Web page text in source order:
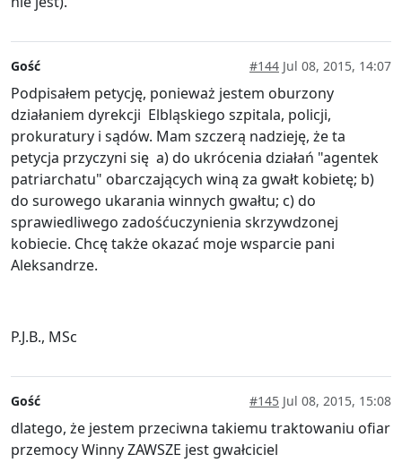
Gość #144 Jul 08, 2015, 14:07
Podpisałem petycję, ponieważ jestem oburzony
działaniem dyrekcji Elbląskiego szpitala, policji,
prokuratury i sądów. Mam szczerą nadzieję, że ta
petycja przyczyni się a) do ukrócenia działań "agentek
patriarchatu" obarczających winą za gwałt kobietę; b)
do surowego ukarania winnych gwałtu; c) do
sprawiedliwego zadośćuczynienia skrzywdzonej
kobiecie. Chcę także okazać moje wsparcie pani
Aleksandrze.
P.J.B., MSc
Gość #145 Jul 08, 2015, 15:08
dlatego, że jestem przeciwna takiemu traktowaniu ofiar
przemocy Winny ZAWSZE jest gwałciciel